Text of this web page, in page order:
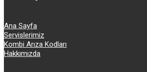
Ana Sayfa
Servislerimiz
Kombi Arıza Kodları
Hakkımızda